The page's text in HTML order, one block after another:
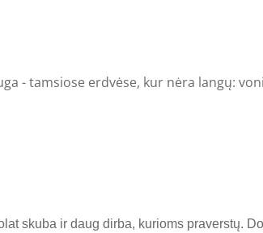
- tamsiose erdvėse, kur nėra langų:
skuba ir daug dirba, kurioms praverstų.